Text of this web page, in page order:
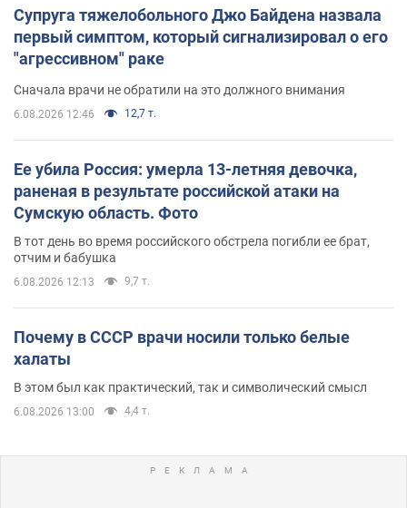
Супруга тяжелобольного Джо Байдена назвала
первый симптом, который сигнализировал о его
"агрессивном" раке
Сначала врачи не обратили на это должного внимания
6.08.2026 12:46 12,7 т.
Ее убила Россия: умерла 13-летняя девочка,
раненая в результате российской атаки на
Сумскую область. Фото
В тот день во время российского обстрела погибли ее брат,
отчим и бабушка
6.08.2026 12:13 9,7 т.
Почему в СССР врачи носили только белые
халаты
В этом был как практический, так и символический смысл
6.08.2026 13:00 4,4 т.